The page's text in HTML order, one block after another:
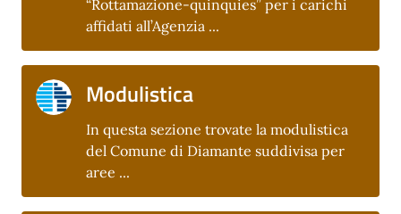
“Rottamazione-quinquies” per i carichi
affidati all’Agenzia ...
Modulistica
In questa sezione trovate la modulistica
del Comune di Diamante suddivisa per
aree ...